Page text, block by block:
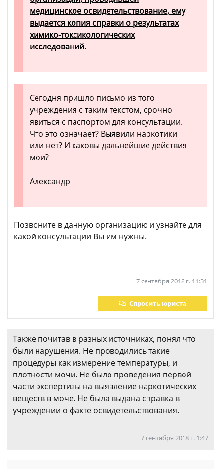
медицинское освидетельствование, ему
выдается копия справки о результатах
химико-токсикологических
исследований.
Сегодня пришло письмо из того
учреждения с таким текстом, срочно
явиться с паспортом для консультации.
Что это означает? Выявили наркотики
или нет? И каковы дальнейшие действия
мои?
Александр
Позвоните в данную организацию и узнайте для
какой консультации Вы им нужны.
7 сентября 2018 г. 11:31
Спросить юриста
Также почитав в разных источниках, понял что
были нарушения. Не проводились такие
процедуры как измерение температуры, и
плотности мочи. Не было проведения первой
части экспертизы на выявление наркотических
веществ в моче. Не была выдана справка в
учреждении о факте освидетельствования.
7 сентября 2018 г. 1:47